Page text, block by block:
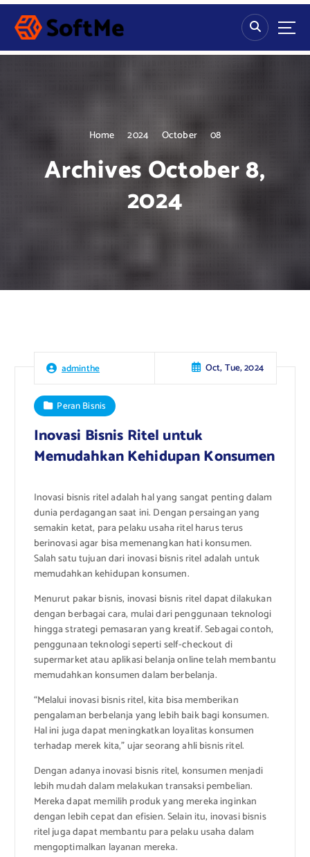
S
p
Home 2024 October 08
Archives October 8,
2024
adminthe Oct, Tue, 2024
Peran Bisnis
Inovasi Bisnis Ritel untuk
Memudahkan Kehidupan Konsumen
Inovasi bisnis ritel adalah hal yang sangat penting dalam
dunia perdagangan saat ini. Dengan persaingan yang
semakin ketat, para pelaku usaha ritel harus terus
berinovasi agar bisa memenangkan hati konsumen.
Salah satu tujuan dari inovasi bisnis ritel adalah untuk
memudahkan kehidupan konsumen.
Menurut pakar bisnis, inovasi bisnis ritel dapat dilakukan
dengan berbagai cara, mulai dari penggunaan teknologi
hingga strategi pemasaran yang kreatif. Sebagai contoh,
penggunaan teknologi seperti self-checkout di
supermarket atau aplikasi belanja online telah membantu
memudahkan konsumen dalam berbelanja.
“Melalui inovasi bisnis ritel, kita bisa memberikan
pengalaman berbelanja yang lebih baik bagi konsumen.
Hal ini juga dapat meningkatkan loyalitas konsumen
terhadap merek kita,” ujar seorang ahli bisnis ritel.
Dengan adanya inovasi bisnis ritel, konsumen menjadi
lebih mudah dalam melakukan transaksi pembelian.
Mereka dapat memilih produk yang mereka inginkan
dengan lebih cepat dan efisien. Selain itu, inovasi bisnis
ritel juga dapat membantu para pelaku usaha dalam
mengoptimalkan layanan mereka.